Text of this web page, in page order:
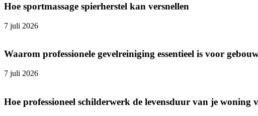
Hoe sportmassage spierherstel kan versnellen
7 juli 2026
Waarom professionele gevelreiniging essentieel is voor
7 juli 2026
Hoe professioneel schilderwerk de levensduur van je woning